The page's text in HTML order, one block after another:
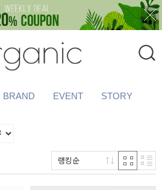
BRAND EVENT STORY
랭킹순